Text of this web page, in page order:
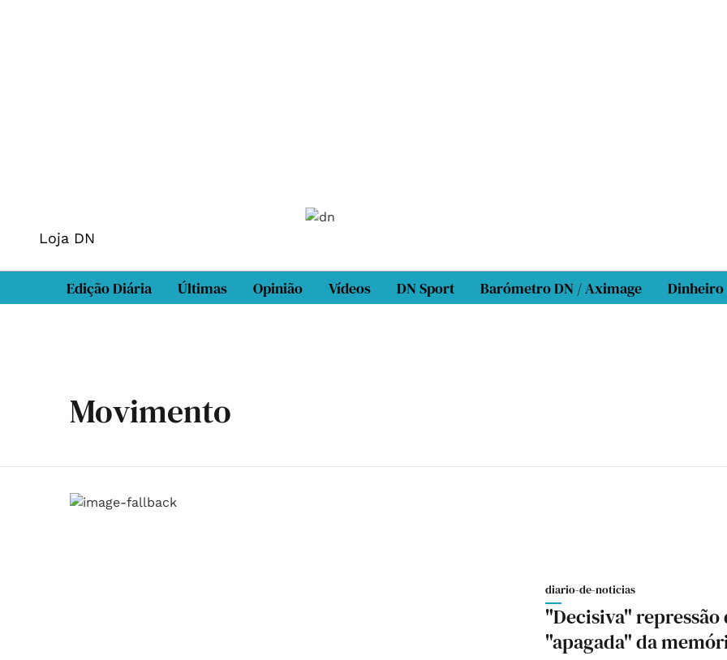
Loja DN
Edição Diária Últimas Opinião Vídeos DN Sport Barómetro DN / Aximage Dinheiro
Movimento
diario-de-noticias
"Decisiva"
"apagada" da